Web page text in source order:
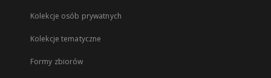
Kolekcje osób prywatnych
Kolekcje tematyczne
Formy zbiorów